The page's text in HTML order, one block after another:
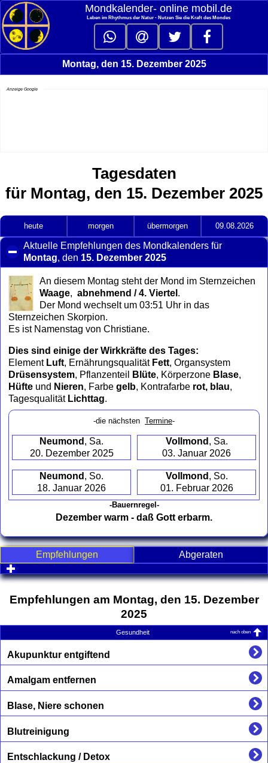
Mondkalender‑ online mobil.de
Leben im Rhythmus der Natur - Nutzen Sie die Kraft des Mondes
Montag, den 15. Dezember 2025
Anzeige Google
Tagesdaten
für Montag, den 15. Dezember 2025
heute morgen übermorgen 09.08.2026
Aktuelle Empfehlungen des Mondkalenders für
Montag, den 15. Dezember 2025
to
collapse
contents
An diesem Montag steht der Mond im Sternzeichen
Waage, abnehmend / 4. Viertel .
Der Mond wechselt um 03:51 Uhr in das
Sternzeichen Skorpion.
Es ist Namenstag von Christiane.
Dies sind einige der Wirkkräfte des Tages:
Element Luft, Ernährungsqualität Fett, Organsystem
Drüsensystem, Pflanzenteil Blüte, Körperzone Blase,
Hüfte und Nieren, Farbe gelb, Kontrafarbe rot, blau,
Tagesqualität Lichttag.
-die nächsten Termine-
Neumond , Sa.
20. Dezember 2025
Vollmond , Sa.
03. Januar 2026
Neumond , So.
18. Januar 2026
Vollmond , So.
01. Februar 2026
-Bauernregel-
Dezember warm - daß Gott erbarm.
Empfehlungen
Abgeraten
click to expand contents
Empfehlungen am Montag, den 15. Dezember
2025
Gesundheit nach oben
Akupunktur entgiftend
Amalgam entfernen
Blase, Niere schonen
Blutreinigung
Entschlackung / Detox